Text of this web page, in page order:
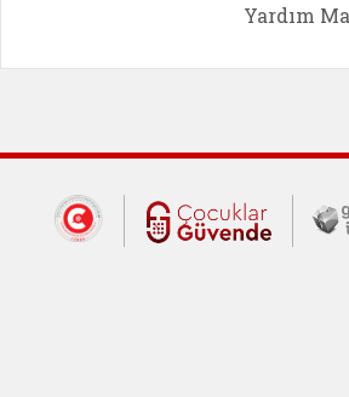
Yardım
Dış Bağlantılar
Cumhurbaşkanlığı